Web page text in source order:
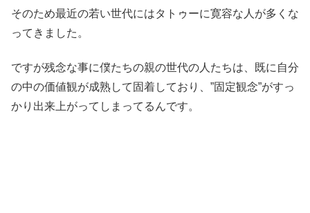
そのため最近の若い世代にはタトゥーに寛容な人が多くな
ってきました。
ですが残念な事に僕たちの親の世代の人たちは、既に自分
の中の価値観が成熟して固着しており、”固定観念”がすっ
かり出来上がってしまってるんです。